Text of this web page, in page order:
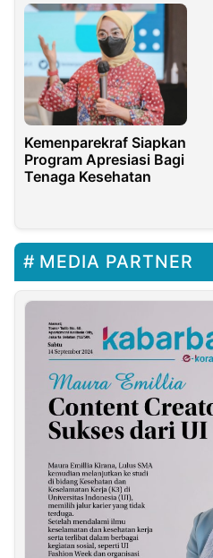
Kemenparekraf Siapkan
Program Apresiasi Bagi
Tenaga Kesehatan
MEDIA PARTNER